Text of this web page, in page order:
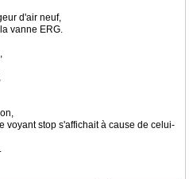
d'air neuf,
vanne ERG.
voyant stop s'affichait à cause de celui-